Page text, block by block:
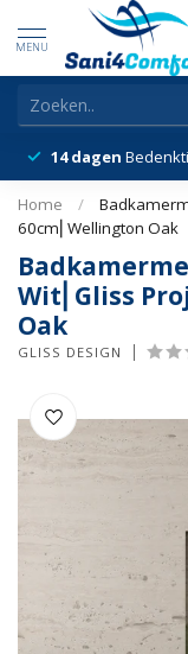
MENU
14 dagen
Home /
60cm⎢Wellington Oak
Wit⎢Gliss
Oak
GLISS DESIGN